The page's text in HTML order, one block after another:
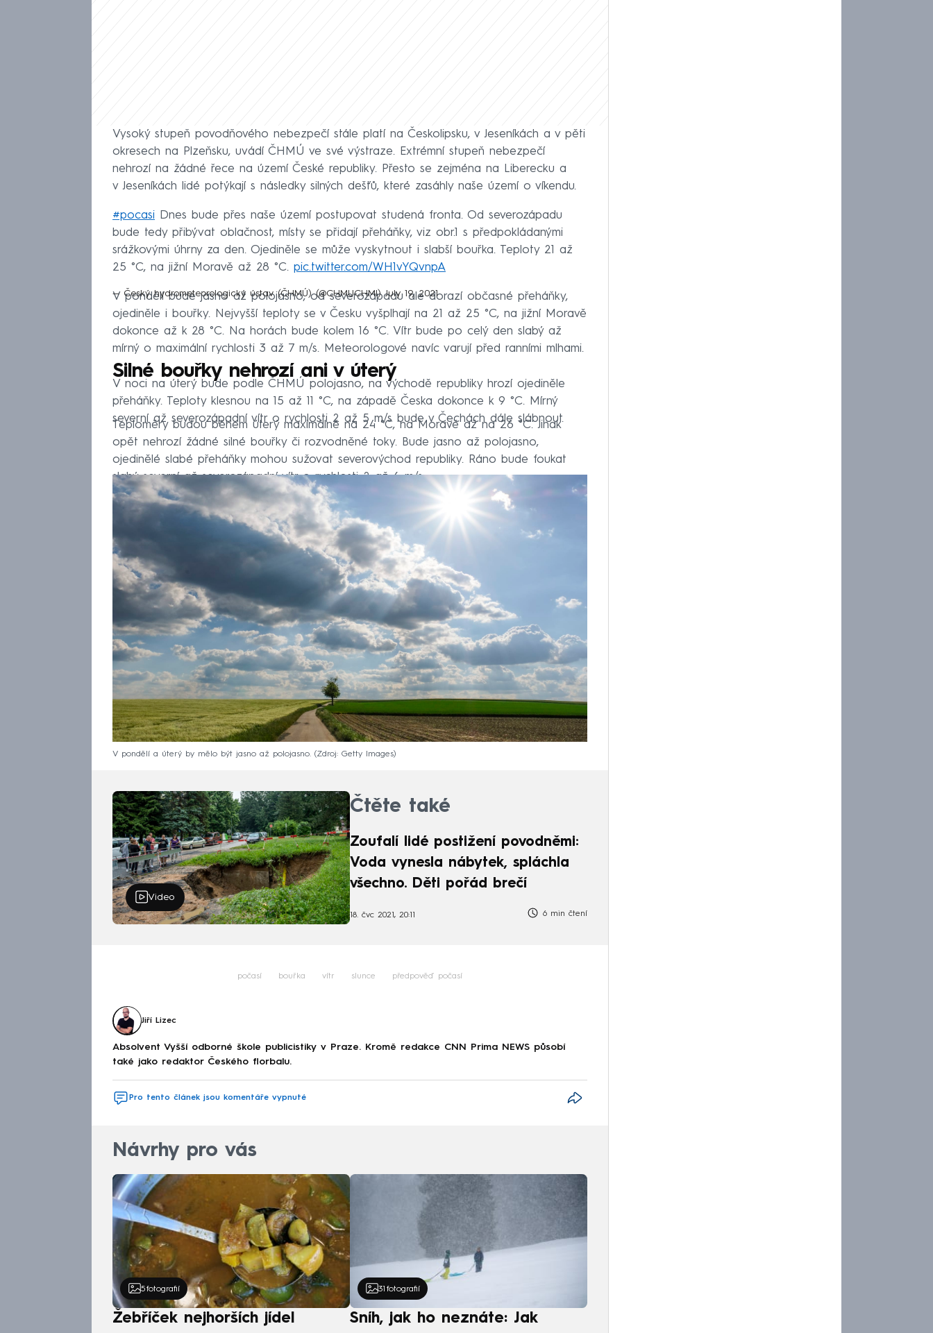
Vysoký stupeň povodňového nebezpečí stále platí na Českolipsku, v Jeseníkách a v pěti
okresech na Plzeňsku, uvádí ČHMÚ ve své výstraze. Extrémní stupeň nebezpečí
nehrozí na žádné řece na území České republiky. Přesto se zejména na Liberecku a
v Jeseníkách lidé potýkají s následky silných dešťů, které zasáhly naše území o víkendu.
#pocasi Dnes bude přes naše území postupovat studená fronta. Od severozápadu
bude tedy přibývat oblačnost, místy se přidají přeháňky, viz obr.1 s předpokládanými
srážkovými úhrny za den. Ojediněle se může vyskytnout i slabší bouřka. Teploty 21 až
25 °C, na jižní Moravě až 28 °C. pic.twitter.com/WH1vYQvnpA
— Český hydrometeorologický ústav (ČHMÚ) (@CHMUCHMI)July 19, 2021
V pondělí bude jasno až polojasno, od severozápadu ale dorazí občasné přeháňky,
ojediněle i bouřky. Nejvyšší teploty se v Česku vyšplhají na 21 až 25 °C, na jižní Moravě
dokonce až k 28 °C. Na horách bude kolem 16 °C. Vítr bude po celý den slabý až
mírný o maximální rychlosti 3 až 7 m/s. Meteorologové navíc varují před ranními mlhami.
Silné bouřky nehrozí ani v úterý
V noci na úterý bude podle ČHMÚ polojasno, na východě republiky hrozí ojediněle
přeháňky. Teploty klesnou na 15 až 11 °C, na západě Česka dokonce k 9 °C. Mírný
severní až severozápadní vítr o rychlosti 2 až 5 m/s bude v Čechách dále slábnout.
Teploměry budou během úterý maximálně na 24 °C, na Moravě až na 26 °C. Jinak
opět nehrozí žádné silné bouřky či rozvodněné toky. Bude jasno až polojasno,
ojedinělé slabé přeháňky mohou sužovat severovýchod republiky. Ráno bude foukat
slabý severní až severozápadní vítr o rychlosti 2 až 6 m/s.
V pondělí a úterý by mělo být jasno až polojasno. Zdroj: Getty Images
Video
Čtěte také
Zoufalí lidé postižení povodněmi:
Voda vynesla nábytek, spláchla
všechno. Děti pořád brečí
18. čvc 2021, 20:11 6 min čtení
počasí bouřka vítr slunce předpověď počasí
Jiří Lizec
Absolvent Vyšší odborné škole publicistiky v Praze. Kromě redakce CNN Prima NEWS působí
také jako redaktor Českého florbalu.
Pro tento článek jsou komentáře vypnuté
Návrhy pro vás
5 fotografií
Žebříček nejhorších jídel
31 fotografií
Sníh, jak ho neznáte: Jak